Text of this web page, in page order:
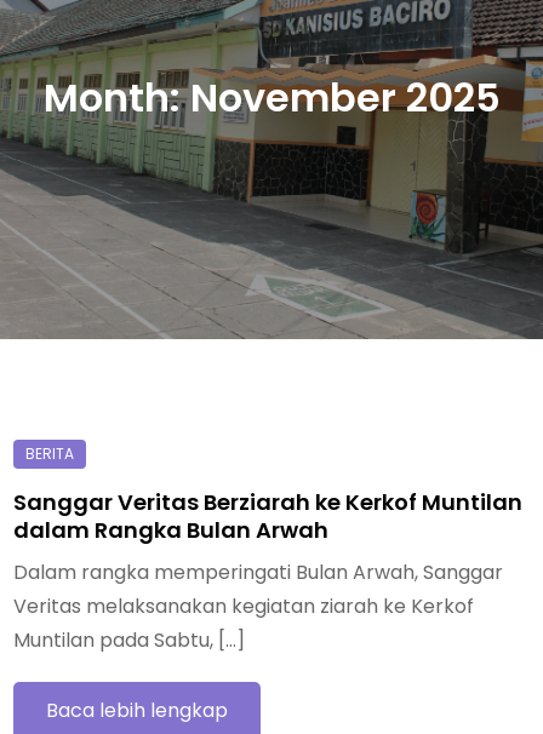
Month:November 2025
Sanggar Veritas Berziarah ke Kerkof Muntilan
dalam Rangka Bulan Arwah
Dalam rangka memperingati Bulan Arwah, Sanggar
Veritas melaksanakan kegiatan ziarah ke Kerkof
Muntilan pada Sabtu, […]
Baca lebih lengkap